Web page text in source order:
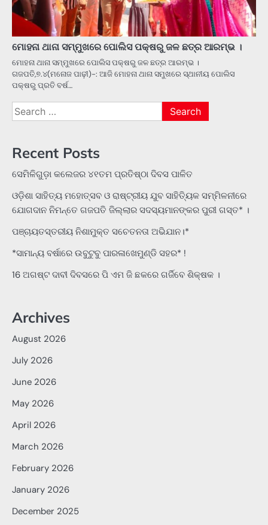
ମୋହନା ଥାନା ସମ୍ମୁଖରେ ପୋଲିସ ପକ୍ଷରୁ ଜଳ ଛତ୍ର ଆରମ୍ଭ ।
ମୋହନା ଥାନା ସମ୍ମୁଖରେ ପୋଲିସ ପକ୍ଷରୁ ଜଳ ଛତ୍ର ଆରମ୍ଭ ।
ଗଜପତି,୭.୪(ମନୋଜ ପାଢ଼ୀ)-: ଆଜି ମୋହନା ଥାନା ସମୁଖରେ ସ୍ଥାନୀୟ ପୋଲିସ
ପକ୍ଷରୁ ପ୍ରତି ବର୍ଷ…
Search
for:
Recent Posts
ସେମିଳିଗୁଡ଼ା କଲେଜର ୪୧ତମ ପ୍ରତିଷ୍ଠା ଦିବସ ପାଳିତ
ଓଡ଼ିଶା ସାହିତ୍ୟ ମହୋତ୍ସବ ଓ ରାଷ୍ଟ୍ରୀୟ ଯୁବ ସାହିତ୍ୟିକ ସମ୍ମିଳନୀରେ
ଯୋଗଦାନ ନିମନ୍ତେ ଗଜପତି ଜିଲ୍ଲାର ସଦସ୍ୟମାନଙ୍କର ପୁରୀ ଗସ୍ତ* ।
ପଞ୍ଚାୟତସ୍ତରୀୟ ନିଶାମୁକ୍ତ ସଚେତନତା ଅଭିଯାନ।*
*ସାମାନ୍ୟ ବର୍ଷାରେ ଉବୁଟୁବୁ ପାରଳାଖେମୁଣ୍ଡି ସହର* !
16 ଅଗଷ୍ଟ ଦାବୀ ଦିବସରେ ପି ଏମ ଜି ଛକରେ ଗର୍ଜିବେ ଶିକ୍ଷକ ।
Archives
August 2026
July 2026
June 2026
May 2026
April 2026
March 2026
February 2026
January 2026
December 2025